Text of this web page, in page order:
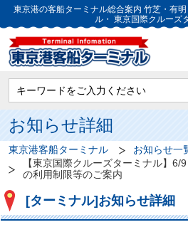
東京港の客船ターミナル総合案内 竹芝・有
ル・ 東京国際クルーズ
お知らせ詳細
東京港客船ターミナル お知らせ一
【東京国際クルーズターミナル】6/
の利用制限等のご案内
[ターミナル]お知らせ詳細